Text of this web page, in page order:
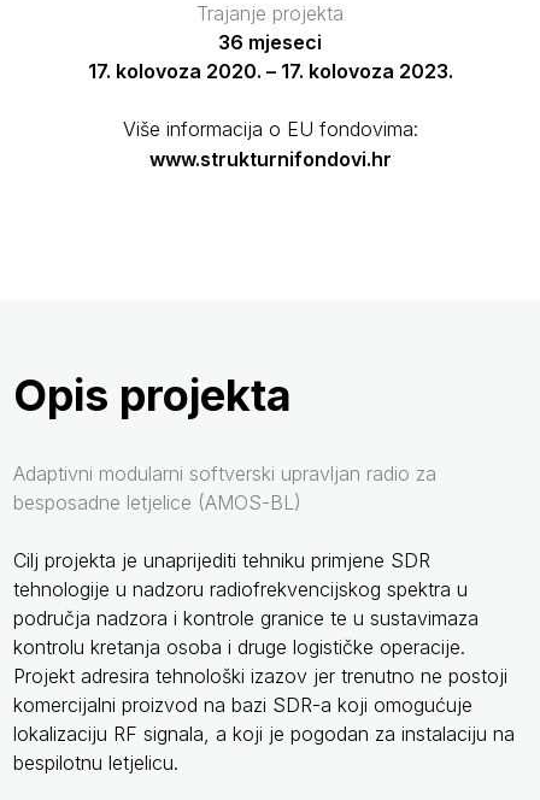
Trajanje projekta
36 mjeseci
17. kolovoza 2020. – 17. kolovoza 2023.
Više informacija o EU fondovima:
www.strukturnifondovi.hr
Opis projekta
Adaptivni modularni softverski upravljan radio za
besposadne letjelice (AMOS-BL)
Cilj projekta je unaprijediti tehniku primjene SDR
tehnologije u nadzoru radiofrekvencijskog spektra u
područja nadzora i kontrole granice te u sustavimaza
kontrolu kretanja osoba i druge logističke operacije.
Projekt adresira tehnološki izazov jer trenutno ne postoji
komercijalni proizvod na bazi SDR-a koji omogućuje
lokalizaciju RF signala, a koji je pogodan za instalaciju na
bespilotnu letjelicu.